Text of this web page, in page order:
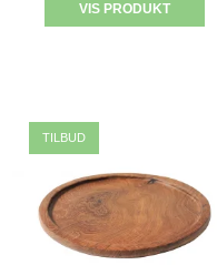
VIS PRODUKT
TILBUD